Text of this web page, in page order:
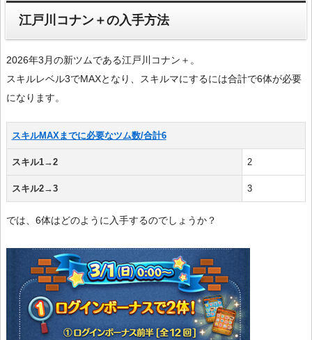
江戸川コナン＋の入手方法
2026年3月の新ツムである江戸川コナン＋。
スキルレベル3でMAXとなり、スキルマにするには合計で6体が必要
になります。
スキルMAXまでに必要なツム数/合計6
スキル1→2 2
スキル2→3 3
では、6体はどのように入手するのでしょうか？